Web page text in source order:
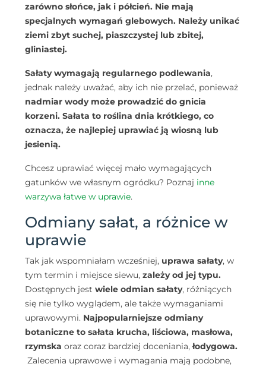
zarówno słońce, jak i półcień. Nie mają
specjalnych wymagań glebowych. Należy unikać
ziemi zbyt suchej, piaszczystej lub zbitej,
gliniastej.
Sałaty wymagają regularnego podlewania,
jednak należy uważać, aby ich nie przelać, ponieważ
nadmiar wody może prowadzić do gnicia
korzeni. Sałata to roślina dnia krótkiego, co
oznacza, że najlepiej uprawiać ją wiosną lub
jesienią.
Chcesz uprawiać więcej mało wymagających
gatunków we własnym ogródku? Poznaj inne
warzywa łatwe w uprawie.
Odmiany sałat, a różnice w
uprawie
Tak jak wspomniałam wcześniej, uprawa sałaty, w
tym termin i miejsce siewu, zależy od jej typu.
Dostępnych jest wiele odmian sałaty, różniących
się nie tylko wyglądem, ale także wymaganiami
uprawowymi. Najpopularniejsze odmiany
botaniczne to sałata krucha, liściowa, masłowa,
rzymska oraz coraz bardziej doceniania,łodygowa.
Zalecenia uprawowe i wymagania mają podobne,